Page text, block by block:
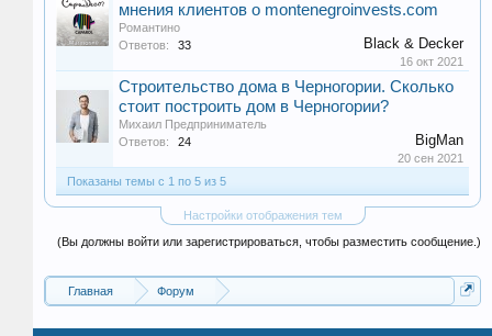
мнения клиентов о montenegroinvests.com
Романтино
Ответов:
33 Black & Decker
16 окт 2021
Строительство дома в Черногории. Сколько
стоит построить дом в Черногории?
Михаил Предприниматель
Ответов:
24 BigMan
20 сен 2021
Показаны темы с 1 по 5 из 5
Настройки отображения тем
(Вы должны войти или зарегистрироваться, чтобы разместить сообщение.)
Главная Форум